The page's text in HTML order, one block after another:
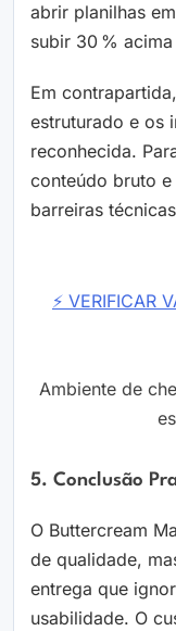
abrir planilhas
subir 30 %
Em
estruturado e os
reconhecida.
conteúdo bruto
barreiras
⚡ VERIFICAR
Ambiente de
5. Conclusão
O Buttercream
de qualidade,
entrega que
usabilidade. O